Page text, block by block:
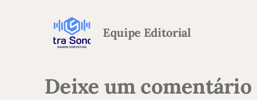
Equipe Editorial
Deixe um comentário